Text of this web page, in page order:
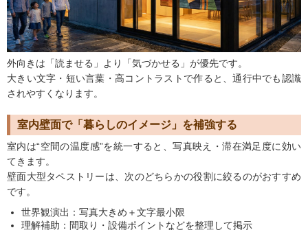
外向きは「読ませる」より「気づかせる」が優先です。
大きい文字・短い言葉・高コントラストで作ると、通行中でも認識
されやすくなります。
室内壁面で「暮らしのイメージ」を補強する
室内は“空間の温度感”を統一すると、写真映え・滞在満足度に効い
てきます。
壁面大型タペストリーは、次のどちらかの役割に絞るのがおすすめ
です。
世界観演出：写真大きめ＋文字最小限
理解補助：間取り・設備ポイントなどを整理して掲示